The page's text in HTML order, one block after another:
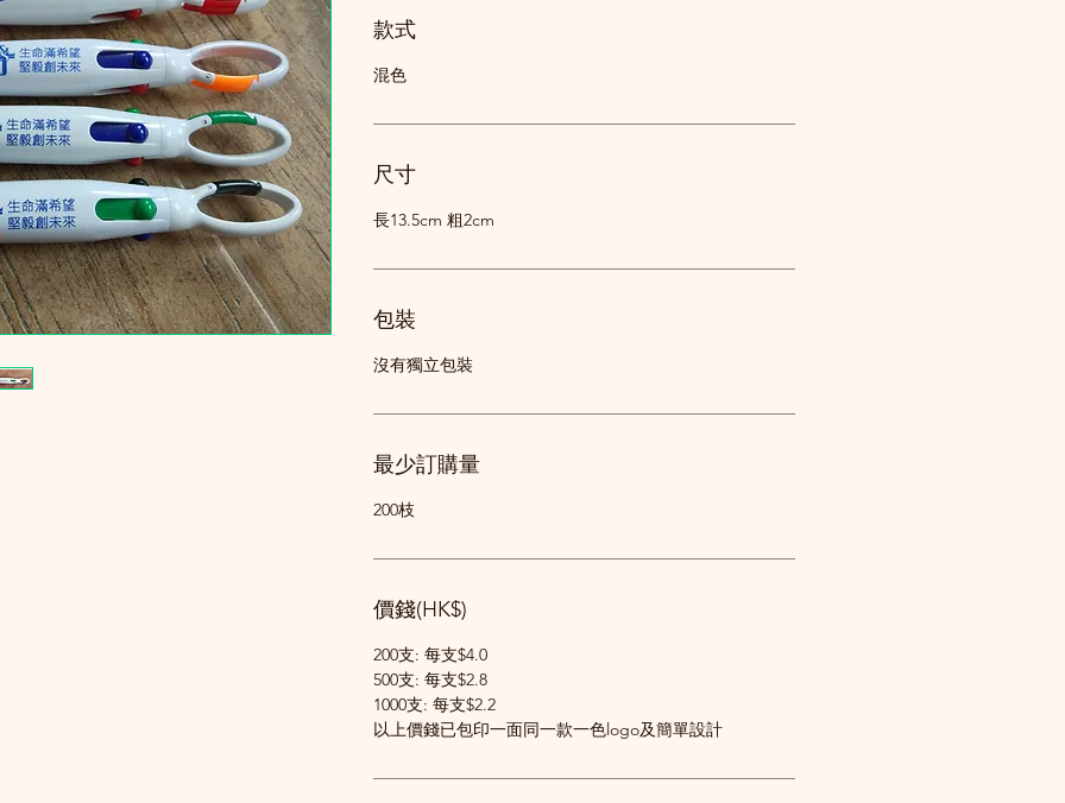
款式
混色
尺寸
長13.5cm 粗2cm
包裝
沒有獨立包裝
最少訂購量
200枝
價錢(HK$)
200支: 每支$4.0
500支: 每支$2.8
1000支: 每支$2.2
以上價錢已包印一面同一款一色logo及簡單設計